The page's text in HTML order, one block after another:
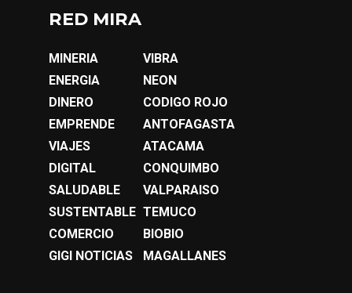
RED MIRA
MINERIA
ENERGIA
DINERO
EMPRENDE
VIAJES
DIGITAL
SALUDABLE
SUSTENTABLE
COMERCIO
GIGI NOTICIAS
VIBRA
NEON
CODIGO ROJO
ANTOFAGASTA
ATACAMA
CONQUIMBO
VALPARAISO
TEMUCO
BIOBIO
MAGALLANES